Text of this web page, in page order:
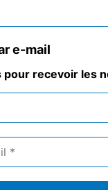
e-mail
recevoir les